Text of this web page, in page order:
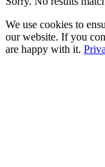
We use cookies to
our website. If you
are happy with it.